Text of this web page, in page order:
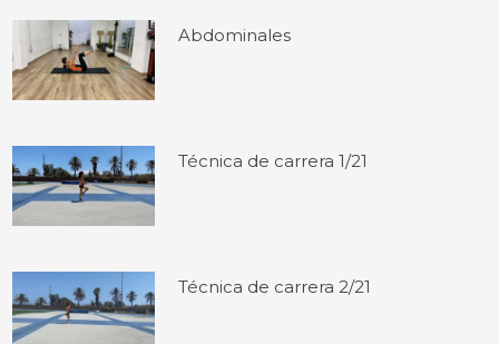
Abdominales
Técnica de carrera 1/21
Técnica de carrera 2/21